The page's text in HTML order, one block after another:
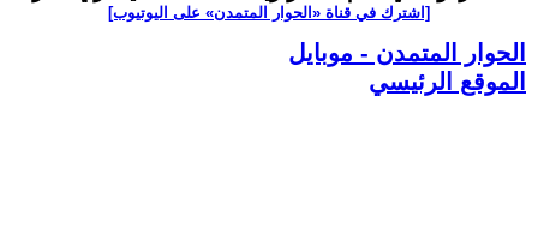
[اشترك في قناة ‫«الحوار المتمدن» على اليوتيوب]
الحوار المتمدن - موبايل
الموقع الرئيسي